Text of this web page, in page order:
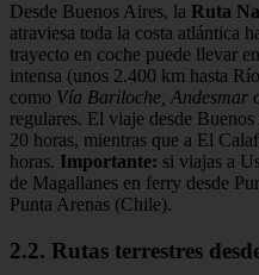
Desde Buenos Aires, la Ruta
atraviesa toda la costa atlántica
trayecto en coche puede llevar
intensa (unos 2.400 km hasta
como Vía Bariloche, Andesmar
regulares. El viaje desde
20 horas, mientras que a El
horas. Importante: si viajas a
de Magallanes en ferry desde
Punta Arenas (Chile).
2.2. Rutas terrestres